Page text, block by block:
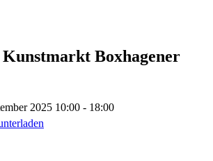
Boxhagener
2025 10:00 - 18:00